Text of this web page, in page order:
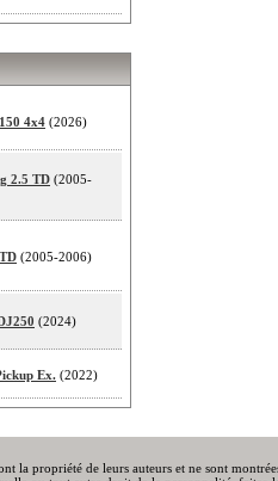
4x4 (2026)
2.5 TD (2005-
(2005-2006)
(2024)
Ex. (2022)
la propriété de leurs auteurs et ne sont